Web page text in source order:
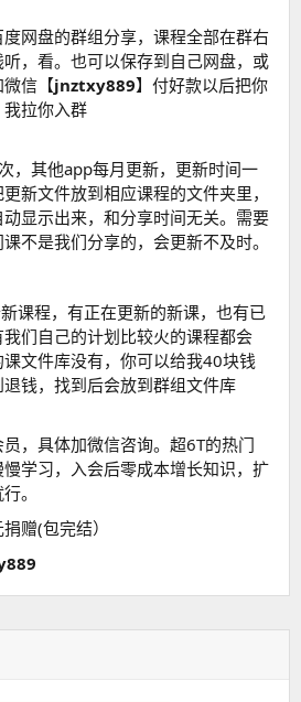
网盘的群组分享，课程全部在群右
，看。也可以保存到自己网盘，或
信【jnztxy889】付好款以后把你
拉你入群
，其他app每月更新，更新时间一
新文件放到相应课程的文件夹里，
显示出来，和分享时间无关。需要
不是我们分享的，会更新不及时。
课程，有正在更新的新课，也有已
们自己的计划比较火的课程都会
文件库没有，你可以给我40块钱
钱，找到后会放到群组文件库
，具体加微信咨询。超6T的热门
学习，入会后零成本增长知识，扩
。
赠(包完结）